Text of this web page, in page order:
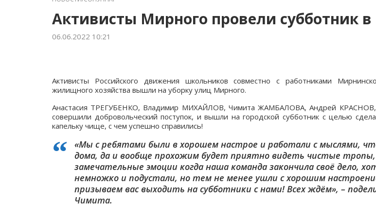
Активисты Мирного провели субботник в
06.06.2022 10:21
Активисты Российского движения школьников совместно с работниками
жилищного хозяйства вышли на уборку улиц Мирного.
Анастасия ТРЕГУБЕНКО, Владимир МИХАЙЛОВ, Чимита ЖАМБАЛОВА, Андрей
совершили добровольческий поступок, и вышли на городской субботник с целью
капельку чище, с чем успешно справились!
«Мы с ребятами были в хорошем настрое и работали с мыслями,
дома, да и вообще прохожим будет приятно видеть чистые
замечательные эмоции когда наша команда закончила своё дело,
немножко и подустали, но тем не менее ушли с хорошим
призываем вас выходить на субботники с нами! Всех ждём», –
Чимита.